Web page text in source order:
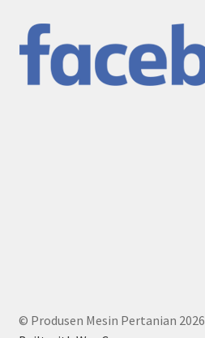
© Produsen Mesin Pertanian 2026